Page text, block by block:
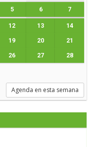
5 6 7
12 13 14
19 20 21
26 27 28
Agenda en esta semana